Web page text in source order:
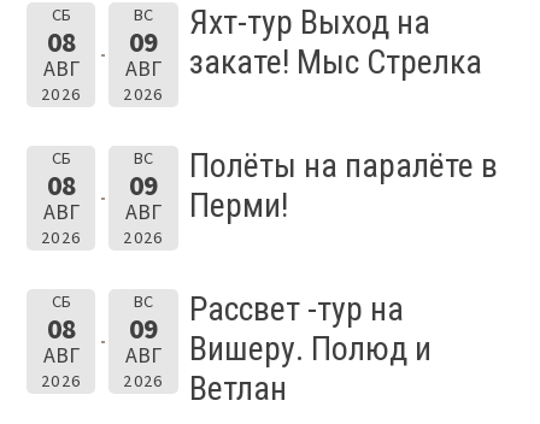
СБ
08
АВГ
2026
ВС
09
АВГ
2026
Яхт-тур Выход на
закате! Мыс Стрелка
СБ
08
АВГ
2026
ВС
09
АВГ
2026
Полёты на паралёте в
Перми!
СБ
08
АВГ
2026
ВС
09
АВГ
2026
Рассвет -тур на
Вишеру. Полюд и
Ветлан